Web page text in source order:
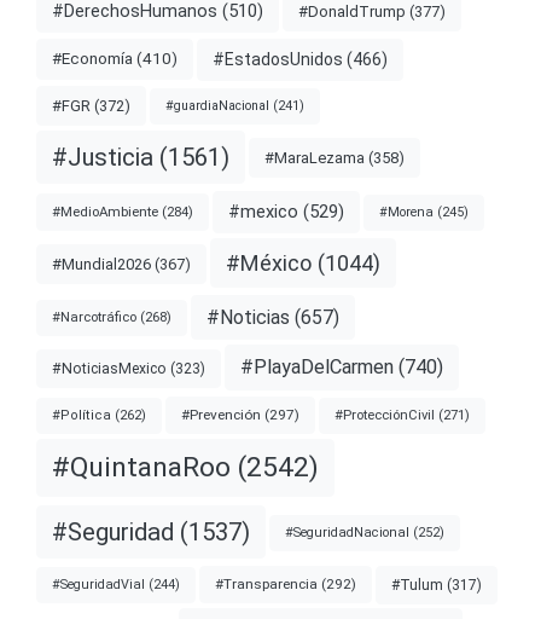
#DerechosHumanos (510) #DonaldTrump (377)
#Economía (410) #EstadosUnidos (466)
#FGR (372) #guardiaNacional (241)
#Justicia (1561) #MaraLezama (358)
#MedioAmbiente (284) #mexico (529) #Morena (245)
#Mundial2026 (367) #México (1044)
#Narcotráfico (268) #Noticias (657)
#NoticiasMexico (323) #PlayaDelCarmen (740)
#Política (262) #Prevención (297) #ProtecciónCivil (271)
#QuintanaRoo (2542)
#Seguridad (1537) #SeguridadNacional (252)
#SeguridadVial (244) #Transparencia (292) #Tulum (317)